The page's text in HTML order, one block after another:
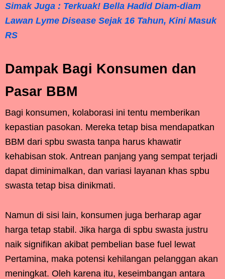
Simak Juga : Terkuak! Bella Hadid Diam-diam
Lawan Lyme Disease Sejak 16 Tahun, Kini Masuk
RS
Dampak Bagi Konsumen dan
Pasar BBM
Bagi konsumen, kolaborasi ini tentu memberikan
kepastian pasokan. Mereka tetap bisa mendapatkan
BBM dari spbu swasta tanpa harus khawatir
kehabisan stok. Antrean panjang yang sempat terjadi
dapat diminimalkan, dan variasi layanan khas spbu
swasta tetap bisa dinikmati.
Namun di sisi lain, konsumen juga berharap agar
harga tetap stabil. Jika harga di spbu swasta justru
naik signifikan akibat pembelian base fuel lewat
Pertamina, maka potensi kehilangan pelanggan akan
meningkat. Oleh karena itu, keseimbangan antara